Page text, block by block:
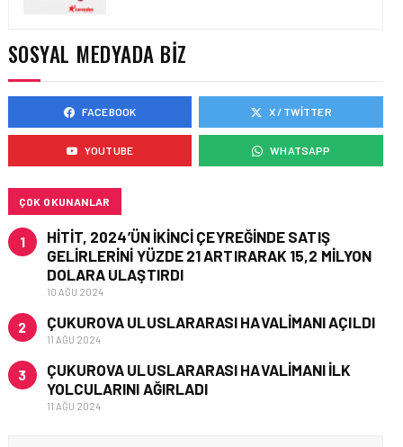
İŞ BIRLIĞI!
HAVAYOLU • 05 AĞU 2026
AIR ASTANA’DAN 2026
YILI İLK YARI FINANSAL
VE OPERASYONEL
SOSYAL MEDYADA BIZ
FACEBOOK X / TWITTER
YOUTUBE WHATSAPP
ÇOK OKUNANLAR
1
HITIT, 2024’ÜN IKINCI ÇEYREĞINDE SATIŞ
GELIRLERINI YÜZDE 21 ARTIRARAK 15,2 MILYON
DOLARA ULAŞTIRDI
10 AĞU 2024
2 ÇUKUROVA ULUSLARARASI HAVALIMANI AÇILDI
11 AĞU 2024
3
ÇUKUROVA ULUSLARARASI HAVALIMANI İLK
YOLCULARINI AĞIRLADI
11 AĞU 2024